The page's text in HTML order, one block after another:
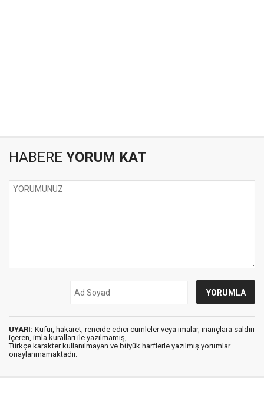
HABERE YORUM KAT
UYARI: Küfür, hakaret, rencide edici cümleler veya imalar, inançlara saldırı
içeren, imla kuralları ile yazılmamış,
Türkçe karakter kullanılmayan ve büyük harflerle yazılmış yorumlar
onaylanmamaktadır.